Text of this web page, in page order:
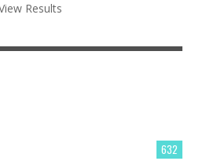
Results
632